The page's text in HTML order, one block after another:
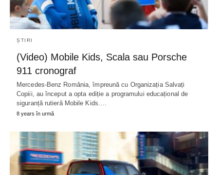
ȘTIRI
(Video) Mobile Kids, Scala sau Porsche
911 cronograf
Mercedes-Benz România, împreună cu Organizația Salvați
Copiii, au început a opta ediție a programului educațional de
siguranță rutieră Mobile Kids.…
8 years în urmă